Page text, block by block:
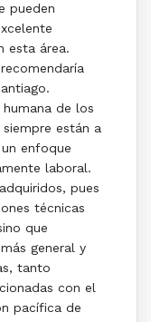
pueden
esta área.
de los
están a
enfoque
laboral.
pues
técnicas
que
general y
tanto
con el
pacífica de